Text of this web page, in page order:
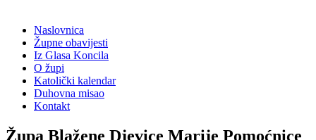
Naslovnica
Župne obavijesti
Iz Glasa Koncila
O župi
Katolički kalendar
Duhovna misao
Kontakt
Župa Blažene Djevice Marije Pomoćnice